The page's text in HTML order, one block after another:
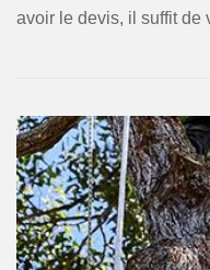
avoir le devis, il suffit de